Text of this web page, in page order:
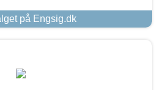
på Engsig.dk